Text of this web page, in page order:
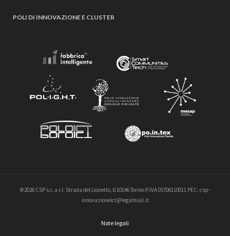
POLI DI INNOVAZIONE E CLUSTER
©2026 CSP s.c.a r.l. Strada del Lionetto, 6 10146 Torino P.IVA 05706110011 PEC: csp-
innovazioneict@legalmail.it
Note legali